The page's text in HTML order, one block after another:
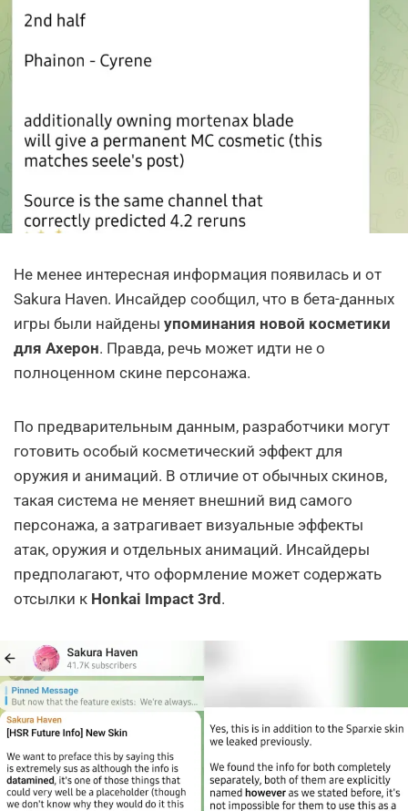
Не менее интересная информация появилась и от
Sakura Haven. Инсайдер сообщил, что в бета-данных
игры были найдены упоминания новой косметики
для Ахерон. Правда, речь может идти не о
полноценном скине персонажа.
По предварительным данным, разработчики могут
готовить особый косметический эффект для
оружия и анимаций. В отличие от обычных скинов,
такая система не меняет внешний вид самого
персонажа, а затрагивает визуальные эффекты
атак, оружия и отдельных анимаций. Инсайдеры
предполагают, что оформление может содержать
отсылки к Honkai Impact 3rd .